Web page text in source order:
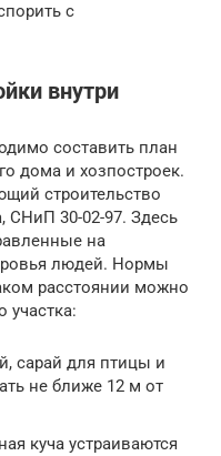
с
внутри
составить план
дома и хозпостроек.
строительство
СНиП 30-02-97. Здесь
на
людей. Нормы
расстоянии можно
участка:
сарай для птицы и
не ближе 12 м от
куча устраиваются